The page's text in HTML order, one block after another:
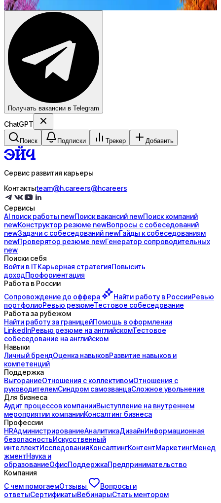
Получать вакансии в Telegram
ChatGPT
Поиск Подписки Трекер Добавить
Сервис развития карьеры
Контактыteam@h.careers@hcareers
Сервисы
AI поискработы newПоисквакансий newПоисккомпаний
newКонструктор резюме newВопросы с собеседований
newЗадачи с собеседований newГайды ксобеседованиям
newПроверятор резюме newГенератор сопроводительных
new
Поиски себя
Войти в ITКарьерная стратегияПовысить
доходПрофориентация
Работа в России
Сопровождение до оффера Найти работу в РоссииРевью
портфолиоРевью резюмеТестовое собеседование
Работа за рубежом
Найти работу за границейПомощь в оформлении
LinkedInРевью резюме на английскомТестовое
собеседование на английском
Навыки
Личный брендОценка навыковРазвитие навыков и
компетенций
Поддержка
ВыгораниеОтношения с коллективомОтношения с
руководителемСиндром самозванцаСложное увольнение
Для бизнеса
Аудит процессов компанииВыступление на внутреннем
мероприятии компанииКонсалтинг бизнеса
Профессии
HRАдминистрированиеАналитикаДизайнИнформационная
безопасностьИскусственный
интеллектИсследованияКонсалтингКонтентМаркетингМенед
жментНаука и
образованиеОфисПоддержкаПредпринимательство
Компания
С чем помогаемОтзывы
Вопросы и
ответыСертификатыВебинарыСтать ментором